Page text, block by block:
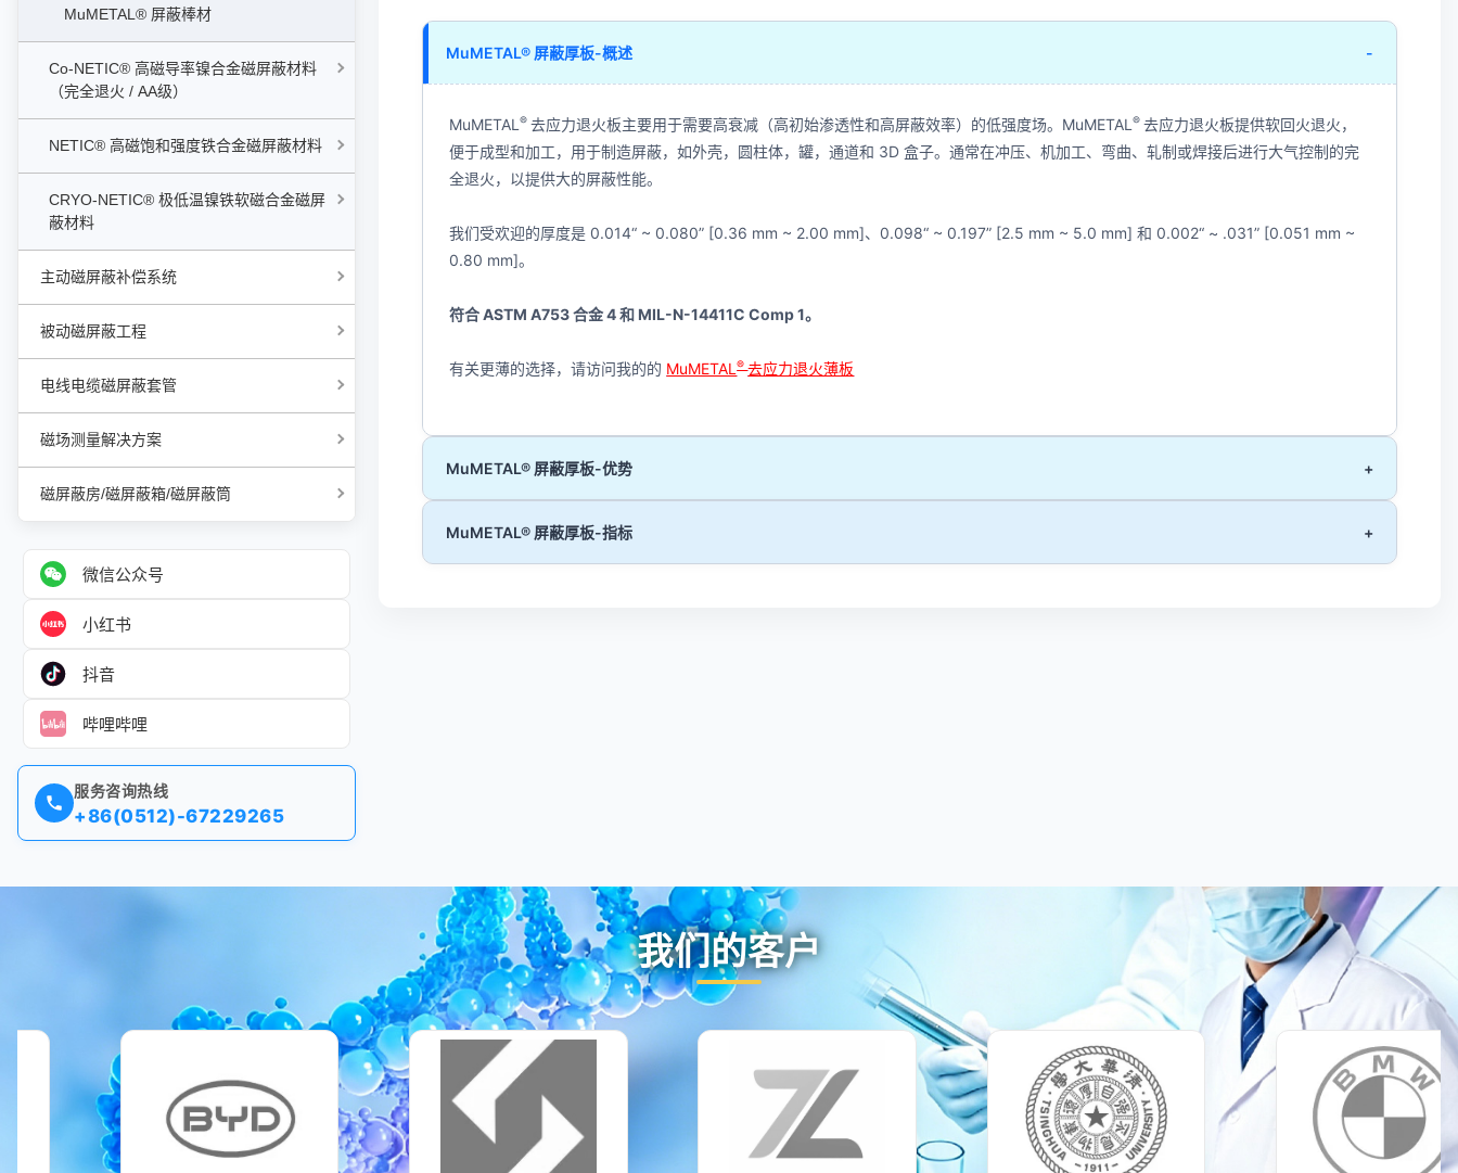
MuMETAL® 屏蔽棒材
Co-NETIC® 高磁导率镍合金磁屏蔽材料
（完全退火 / AA级）
NETIC® 高磁饱和强度铁合金磁屏蔽材料
CRYO-NETIC® 极低温镍铁软磁合金磁屏
蔽材料
主动磁屏蔽补偿系统
被动磁屏蔽工程
电线电缆磁屏蔽套管
磁场测量解决方案
磁屏蔽房/磁屏蔽箱/磁屏蔽筒
微信公众号
小红书
抖音
哔哩哔哩
服务咨询热线
+86(0512)-67229265
MuMETAL® 屏蔽厚板-概述 -
MuMETAL®去应力退火板主要用于需要高衰减（高初始渗透性和高屏蔽效率）的低强度场。MuMETAL®去应力退火板提供软回火退火，
便于成型和加工，用于制造屏蔽，如外壳，圆柱体，罐，通道和 3D 盒子。通常在冲压、机加工、弯曲、轧制或焊接后进行大气控制的完
全退火，以提供大的屏蔽性能。
我们受欢迎的厚度是 0.014“ ~ 0.080” [0.36 mm ~ 2.00 mm]、0.098“ ~ 0.197” [2.5 mm ~ 5.0 mm] 和 0.002“ ~ .031” [0.051 mm ~
0.80 mm]。
符合ASTM A753合金4和 MIL-N-14411C Comp 1。
有关更薄的选择，请访问我的的 MuMETAL®去应力退火薄板
MuMETAL® 屏蔽厚板-优势 +
MuMETAL® 屏蔽厚板-指标 +
我们的客户